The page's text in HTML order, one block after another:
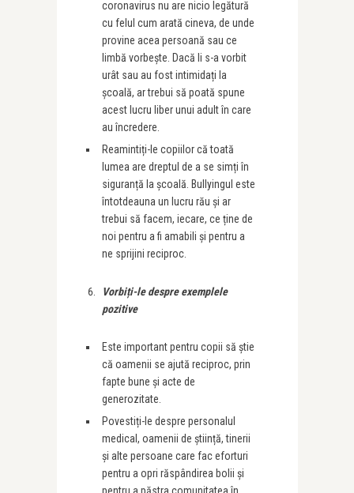
coronavirus nu are nicio legătură
cu felul cum arată cineva, de unde
provine acea persoană sau ce
limbă vorbește. Dacă li s-a vorbit
urât sau au fost intimidați la
școală, ar trebui să poată spune
acest lucru liber unui adult în care
au încredere.
Reamintiți-le copiilor că toată
lumea are dreptul de a se simți în
siguranță la școală. Bullyingul este
întotdeauna un lucru rău și ar
trebui să facem, iecare, ce ține de
noi pentru a fi amabili și pentru a
ne sprijini reciproc.
Vorbiți-le despre exemplele
pozitive
Este important pentru copii să știe
că oamenii se ajută reciproc, prin
fapte bune și acte de
generozitate.
Povestiți-le despre personalul
medical, oamenii de știință, tinerii
și alte persoane care fac eforturi
pentru a opri răspândirea bolii și